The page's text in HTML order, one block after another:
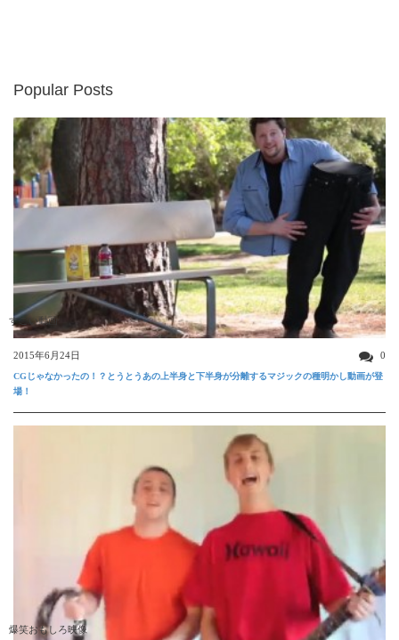
Popular Posts
すごい動画
2015年6月24日 0
CGじゃなかったの！？とうとうあの上半身と下半身が分離するマジックの種明かし動画が登
場！
爆笑おもしろ映像